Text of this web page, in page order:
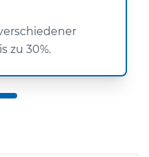
zu 30%.